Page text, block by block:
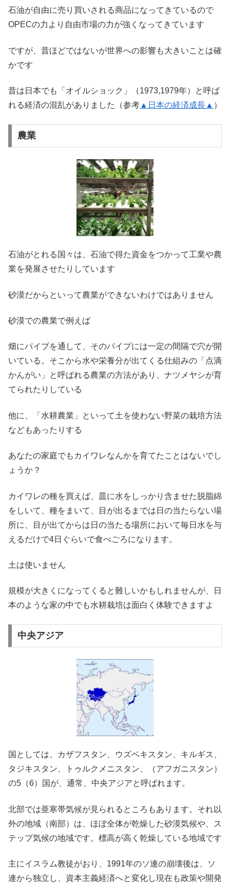
石油が自由に売り買いされる商品になってきているので
OPECの力より自由市場の力が強くなってきています
ですが、昔ほどではないが世界への影響も大きいことは確
かです
昔は日本でも「オイルショック」（1973,1979年）と呼ば
れる経済の混乱がありました（参考 ▲日本の経済成長▲ ）
農業
石油がとれる国々は、石油で得た資金をつかって工業や農
業を発展させたりしています
砂漠だからといって農業ができないわけではありません
砂漠での農業で例えば
畑にパイプを通して、そのパイプには一定の間隔で穴が開
いている。そこから水や栄養分が出てくる仕組みの「点滴
かんがい」と呼ばれる農業の方法があり、ナツメヤシが育
てられたりしている
他に、「水耕農業」といって土を使わない野菜の栽培方法
などもあったりする
あなたの家庭でもカイワレなんかを育てたことはないでし
ょうか？
カイワレの種を買えば、皿に水をしっかり含ませた脱脂綿
をしいて、種をまいて、目が出るまでは日の当たらない場
所に、目が出てからは日の当たる場所において毎日水を与
えるだけで4日ぐらいで食べごろになります。
土は使いません
規模が大きくになってくると難しいかもしれませんが、日
本のような家の中でも水耕栽培は面白く体験できますよ
中央アジア
国としては、カザフスタン、ウズベキスタン、キルギス、
タジキスタン、トゥルクメニスタン、（アフガニスタン）
の5（6）国が、通常、中央アジアと呼ばれます。
北部では亜寒帯気候が見られるところもあります。それ以
外の地域（南部）は、ほぼ全体が乾燥した砂漠気候や、ス
テップ気候の地域です。標高が高く乾燥している地域です
主にイスラム教徒がおり、1991年のソ連の崩壊後は、ソ
連から独立し、資本主義経済へと変化し現在も政策や開発